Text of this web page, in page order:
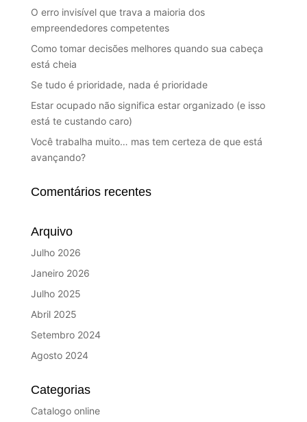
O erro invisível que trava a maioria dos
empreendedores competentes
Como tomar decisões melhores quando sua cabeça
está cheia
Se tudo é prioridade, nada é prioridade
Estar ocupado não significa estar organizado (e isso
está te custando caro)
Você trabalha muito… mas tem certeza de que está
avançando?
Comentários recentes
Arquivo
Julho 2026
Janeiro 2026
Julho 2025
Abril 2025
Setembro 2024
Agosto 2024
Categorias
Catalogo online